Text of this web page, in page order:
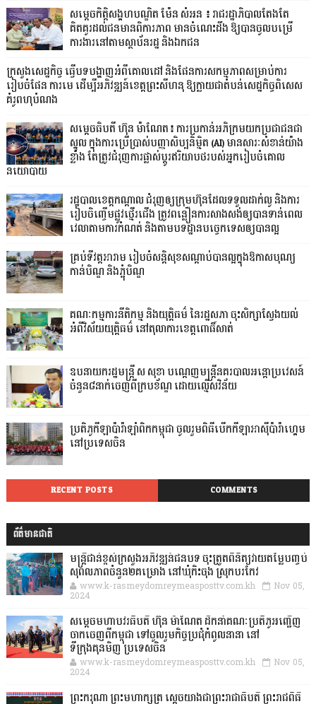
សម្តេចកិត្តិសង្គហបណ្ឌិត ម៉ែន សំអន ៖ រាជរដ្ឋាភិបាលតែងតែ
គិតគូរដល់ជនមានពិការភាព មានចំណេះដឹង ឱ្យបានចូលបម្រើ
ការងារនៅតាមស្ថាប័នរដ្ឋ និងឯកជន
ក្រសួងសេដ្ឋកិច្ច ធ្វើបទបង្ហាញអំពីគោលដៅ និងផែនការសកម្មភាពសម្រាប់ការ
រៀបចំផែន ការមេ ដើម្បីអភិវឌ្ឍន៍ខេត្តព្រះសីហនុ ឱ្យក្លាយជាតំបន់សេដ្ឋកិច្ចពិសេស
គំរូពហុបំណង
សម្តេចធិបតី ហ៊ុន ម៉ាណែត៖ ការប្រកាន់អភិក្រមយកប្រជាជនជា
ស្នូល ក្នុងការប្រើប្រាស់បញ្ញាសិប្បនិម្មិត (AI) មានសារៈសំខាន់យ៉ាង
ខ្លាំង តែត្រូវជំរុញការផ្លាស់ប្តូរឥរិយាបថរបស់អ្នករៀបចំគោល
នយោបាយ
រដ្ឋបាលខេត្តកណ្ដាល ជំរុញឲ្យក្រុមហ៊ុនដែលទទួលដាក់លូ និងការ
រៀបចិញ្ចើមផ្លូវថ្មើរជើង ត្រូវពន្លឿនការសាងសង់ឲ្យបានទាន់ពេល
វេលាតាមការកំណត់ និងតាមបទដ្ឋានបច្ចេកទេសឲ្យបានល្អ
គ្រប់ទីវត្តអារាម រៀបចំសន្តិសុខសណ្តាប់បានល្អក្នុងឱកាសបុណ្យ
កាន់បិណ្ឌ និងភ្ជុំបិណ្ឌ
គណៈកម្មការនីតិកម្ម និងយុត្តិធម៌ នៃរដ្ឋសភា ចុះសិក្សាស្វែងយល់
អំពីវិស័យយុត្តិធម៌ នៅតុលាការខេត្តពោធិ៍សាត់
ឧបនាយករដ្ឋមន្ដ្រី ស សុខា បណ្ដេញមន្ដ្រីនគរបាលអន្ដោប្រវេសន៍
ចំនួន៨នាក់ចេញពីក្របខ័ណ្ឌ ដោយល្មើសវិន័យ
ប្រតិភូកីឡាប៉ារ៉ាឡាំពិកកម្ពុជា ចូលរួមពិធីបើកកីឡាអាស៊ីប៉ារ៉ាហ្គេម
នៅប្រទេសចិន
RECENT POSTS COMMENTS
ព័ត៌មានជាតិ
មន្ត្រីជាន់ខ្ពស់ក្រសួងអភិវឌ្ឍន៍ជនបទ ចុះត្រួតពិនិត្យវាយតម្លៃបញ្ចប់
សុពលភាពចំនួន២គម្រោង នៅឃុំកិះចុង ស្រុកបរកែវ
www.k-rasmeydomreymeasposttv.com.kh Nov 05,
2024
សម្តេចមហាបវរធិបតី ហ៊ុន ម៉ាណែត ដឹកនាំគណៈប្រតិភូអញ្ជើញ
ចាកចេញពីកម្ពុជា ទៅចូលរួមកិច្ចប្រជុំកំពូលនានា នៅ
ទីក្រុងគុនមិញ ប្រទេសចិន
www.k-rasmeydomreymeasposttv.com.kh Nov 05,
2024
ព្រះករុណា ព្រះមហាក្សត្រ ស្តេចយាងជាព្រះរាជាធិបតី ព្រះរាជពិធី